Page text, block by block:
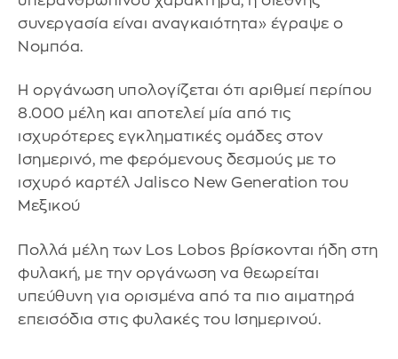
συνεργασία είναι αναγκαιότητα» έγραψε ο
Νομπόα.
Η οργάνωση υπολογίζεται ότι αριθμεί περίπου
8.000 μέλη και αποτελεί μία από τις
ισχυρότερες εγκληματικές ομάδες στον
Ισημερινό, me φερόμενους δεσμούς με το
ισχυρό καρτέλ Jalisco New Generation του
Μεξικού
Πολλά μέλη των Los Lobos βρίσκονται ήδη στη
φυλακή, με την οργάνωση να θεωρείται
υπεύθυνη για ορισμένα από τα πιο αιματηρά
επεισόδια στις φυλακές του Ισημερινού.